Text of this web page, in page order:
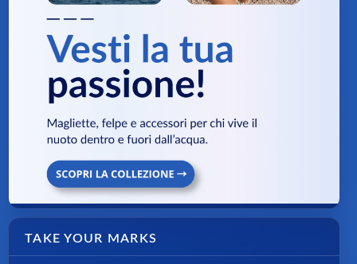
TAKE YOUR MARKS